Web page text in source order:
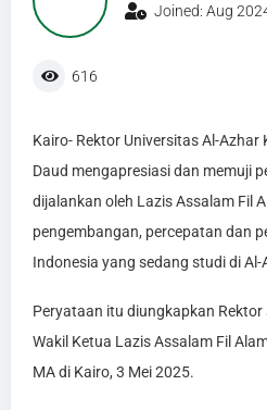
Joined: Aug
616
Kairo- Rektor Universitas Al-Azhar
Daud mengapresiasi dan memuji
dijalankan oleh Lazis Assalam Fil
pengembangan, percepatan dan
Indonesia yang sedang studi di Al-
Peryataan itu diungkapkan
Wakil Ketua Lazis Assalam Fil
MA di Kairo, 3 Mei 2025.